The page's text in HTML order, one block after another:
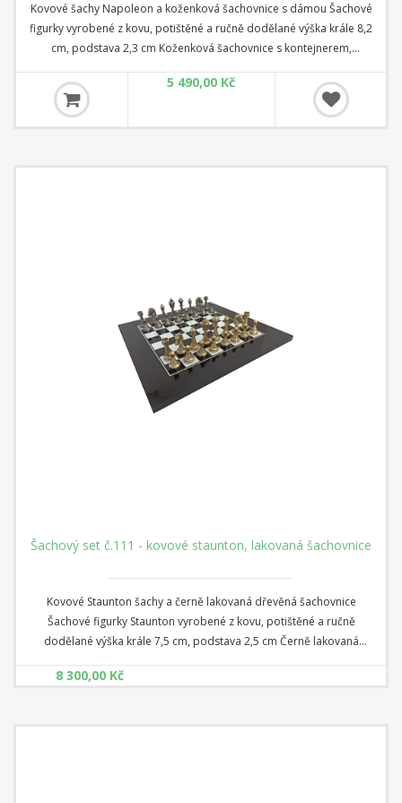
Kovové šachy Napoleon a koženková šachovnice s dámou Šachové
figurky vyrobené z kovu, potištěné a ručně dodělané výška krále 8,2
cm, podstava 2,3 cm Koženková šachovnice s kontejnerem,
5 490,00 Kč
Šachový set č.111 - kovové staunton, lakovaná šachovnice
Kovové Staunton šachy a černě lakovaná dřevěná šachovnice
Šachové figurky Staunton vyrobené z kovu, potištěné a ručně
dodělané výška krále 7,5 cm, podstava 2,5 cm Černě lakovaná
8 300,00 Kč